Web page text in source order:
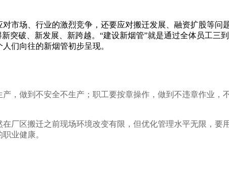
市场、行业的激烈竞争，还要应对搬迁发展、融资扩股等
突破、新发展、新跨越。“建设新烟管”就是通过全体员工三
们向往的新烟管初步呈现。
，做到不安全不生产；职工要按章操作，做到不违章作业
厂区搬迁之前现场环境改变有限，但优化管理水平无限，
业健康。